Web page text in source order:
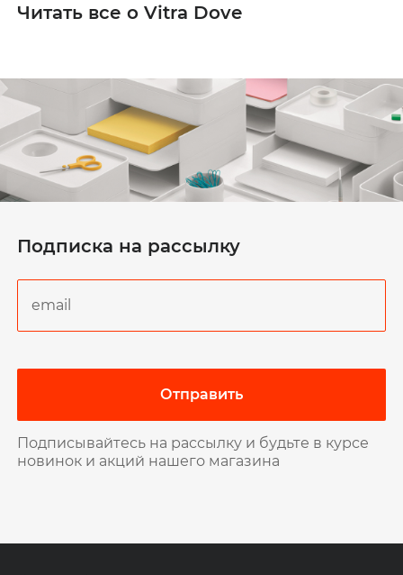
Читать все о Vitra Dove
Подписка на рассылку
Отправить
Подписывайтесь на рассылку и будьте в курсе
новинок и акций нашего магазина